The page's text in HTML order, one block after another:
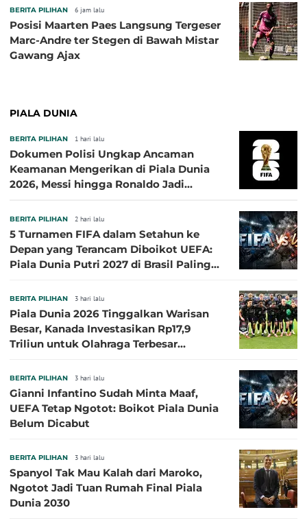
BERITA PILIHAN 6 jam lalu
Posisi Maarten Paes Langsung Tergeser
Marc-Andre ter Stegen di Bawah Mistar
Gawang Ajax
PIALA DUNIA
BERITA PILIHAN 1 hari lalu
Dokumen Polisi Ungkap Ancaman
Keamanan Mengerikan di Piala Dunia
2026, Messi hingga Ronaldo Jadi
BERITA PILIHAN 2 hari lalu
5 Turnamen FIFA dalam Setahun ke
Depan yang Terancam Diboikot UEFA:
Piala Dunia Putri 2027 di Brasil Paling
BERITA PILIHAN 3 hari lalu
Piala Dunia 2026 Tinggalkan Warisan
Besar, Kanada Investasikan Rp17,9
Triliun untuk Olahraga Terbesar
BERITA PILIHAN 3 hari lalu
Gianni Infantino Sudah Minta Maaf,
UEFA Tetap Ngotot: Boikot Piala Dunia
Belum Dicabut
BERITA PILIHAN 3 hari lalu
Spanyol Tak Mau Kalah dari Maroko,
Ngotot Jadi Tuan Rumah Final Piala
Dunia 2030